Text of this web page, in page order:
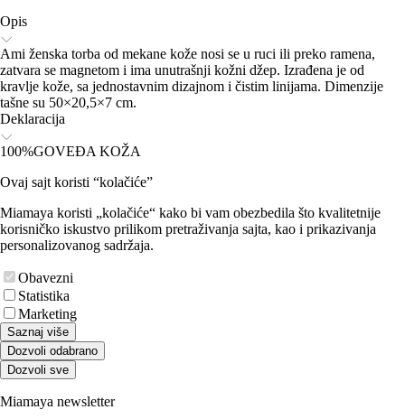
Opis
Ami ženska torba od mekane kože nosi se u ruci ili preko ramena,
zatvara se magnetom i ima unutrašnji kožni džep. Izrađena je od
kravlje kože, sa jednostavnim dizajnom i čistim linijama. Dimenzije
tašne su 50×20,5×7 cm.
Deklaracija
100%GOVEĐA KOŽA
Ovaj sajt koristi “kolačiće”
Miamaya koristi „kolačiće“ kako bi vam obezbedila što kvalitetnije
korisničko iskustvo prilikom pretraživanja sajta, kao i prikazivanja
personalizovanog sadržaja.
Obavezni
Statistika
Marketing
Saznaj više
Dozvoli odabrano
Dozvoli sve
Miamaya newsletter